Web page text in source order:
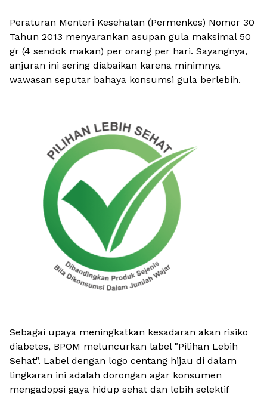
Peraturan Menteri Kesehatan (Permenkes) Nomor 30
Tahun 2013 menyarankan asupan gula maksimal 50
gr (4 sendok makan) per orang per hari. Sayangnya,
anjuran ini sering diabaikan karena minimnya
wawasan seputar bahaya konsumsi gula berlebih.
Sebagai upaya meningkatkan kesadaran akan risiko
diabetes, BPOM meluncurkan label "Pilihan Lebih
Sehat". Label dengan logo centang hijau di dalam
lingkaran ini adalah dorongan agar konsumen
mengadopsi gaya hidup sehat dan lebih selektif